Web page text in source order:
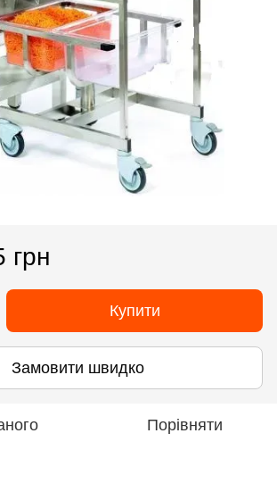
грн
Купити
Замовити швидко
Порівняти